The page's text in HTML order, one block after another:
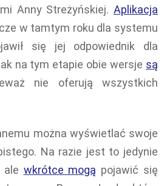
Anny Streżyńskiej. Aplikacja
w tamtym roku dla systemu
się jej odpowiednik dla
na tym etapie obie wersje są
nie oferują wszystkich
można wyświetlać swoje
Na razie jest to jedynie
ale wkrótce mogą pojawić się